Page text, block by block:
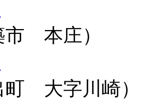
市 本庄）
町 大字川崎）